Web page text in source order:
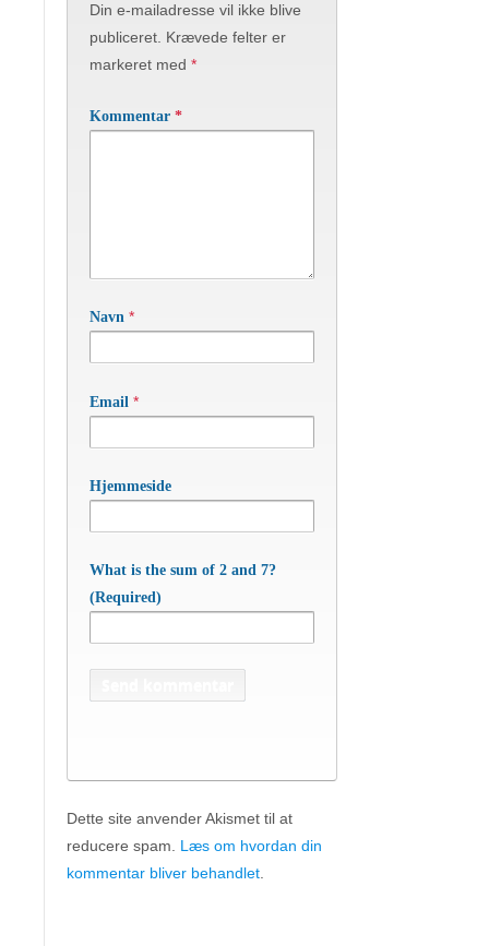
Din e-mailadresse vil ikke blive
publiceret. Krævede felter er
markeret med *
Kommentar *
Navn *
Email *
Hjemmeside
What is the sum of 2 and 7?
(Required)
Dette site anvender Akismet til at
reducere spam. Læs om hvordan din
kommentar bliver behandlet.
APC Asian Production & Components
ApS• Sundkrogen 35 • DK-6400 Sønderborg •
Tlf:74 48 50 05• Fax: 74 48 50 45